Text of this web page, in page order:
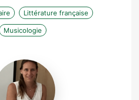
Littérature française
Musicologie
Nathalie
Kremer